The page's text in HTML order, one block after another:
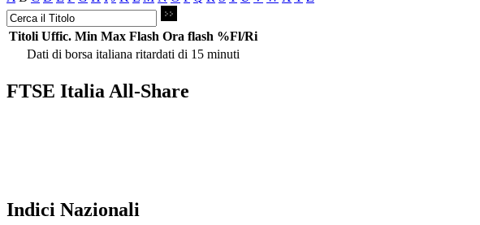
Titoli Uffic. Min Max Flash Ora flash %Fl/Ri
Dati di borsa italiana ritardati di 15 minuti
FTSE Italia All-Share
Indici Nazionali